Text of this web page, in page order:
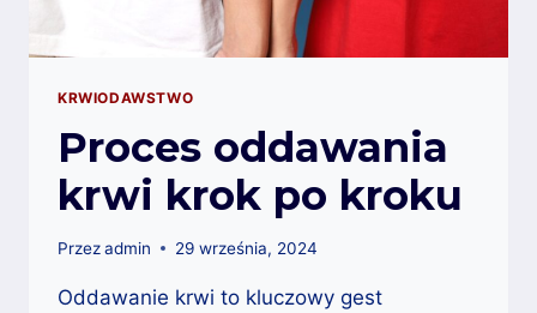
KRWIODAWSTWO
Proces oddawania
krwi krok po kroku
Przezadmin 29 września, 2024
Oddawanie krwi to kluczowy gest